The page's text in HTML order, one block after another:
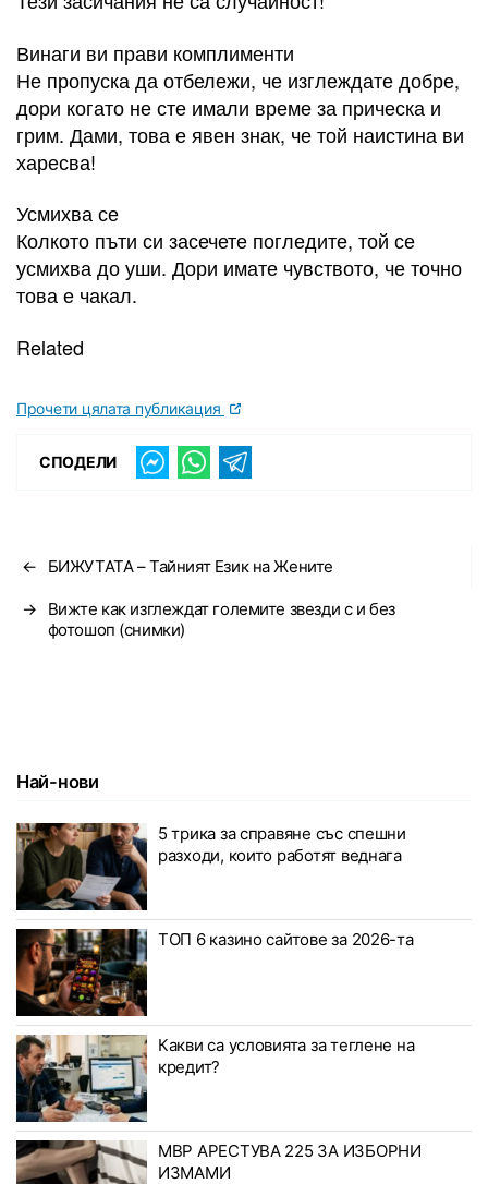
Винаги ви прави комплименти
Не пропуска да отбележи, че изглеждате добре,
дори когато не сте имали време за прическа и
грим. Дами, това е явен знак, че той наистина ви
харесва!
Усмихва се
Колкото пъти си засечете погледите, той се
усмихва до уши. Дори имате чувството, че точно
това е чакал.
Related
Прочети цялата публикация
СПОДЕЛИ
← БИЖУТАТА – Тайният Език на Жените
→
Вижте как изглеждат големите звезди с и без
фотошоп (снимки)
Най-нови
5 трика за справяне със спешни
разходи, които работят веднага
ТОП 6 казино сайтове за 2026-та
Какви са условията за теглене на
кредит?
МВР АРЕСТУВА 225 ЗА ИЗБОРНИ
ИЗМАМИ